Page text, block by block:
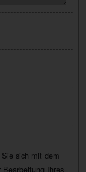
sich mit dem
Ihres